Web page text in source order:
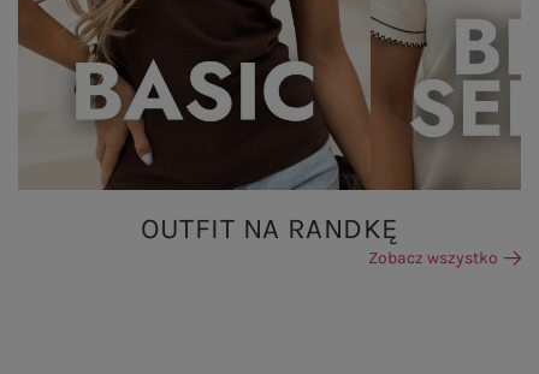
OUTFIT NA RANDKĘ
Zobacz wszystko